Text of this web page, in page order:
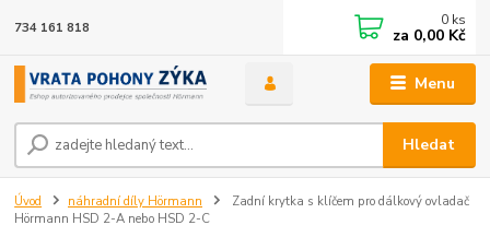
Menu
Hledat
734 161 818 0 ks
za 0,00 Kč
Úvod náhradní díly Hörmann
Zadní krytka s klíčem pro dálkový ovladač
Hörmann HSD 2-A nebo HSD 2-C